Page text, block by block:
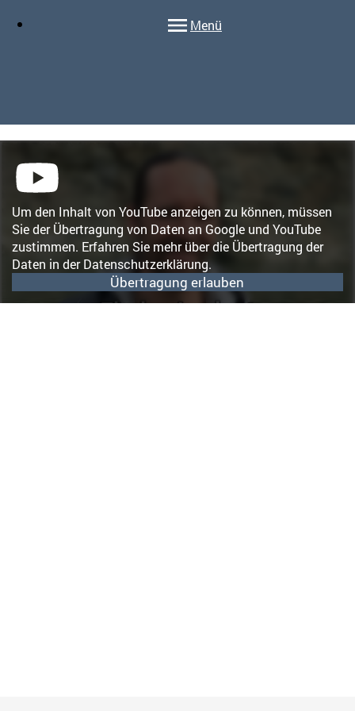
Menü
Um den Inhalt von YouTube anzeigen zu können, müssen
Sie der Übertragung von Daten an Google und YouTube
zustimmen. Erfahren Sie mehr über die Übertragung der
Daten in der Datenschutzerklärung.
Übertragung erlauben